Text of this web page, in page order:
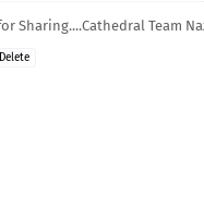
Sharing....Cathedral Team
Delete